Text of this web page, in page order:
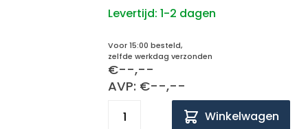
Levertijd: 1-2 dagen
Voor 15:00 besteld,
zelfde werkdag verzonden
€--,--
AVP: €--,--
Winkelwagen